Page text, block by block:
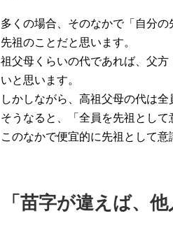
多くの場合、そのなかで「自分
先祖のことだと思います。
祖父母くらいの代であれば、父
いと思います。
しかしながら、高祖父母の代は
そうなると、「全員を先祖として
このなかで便宜的に先祖として
「苗字が違えば、